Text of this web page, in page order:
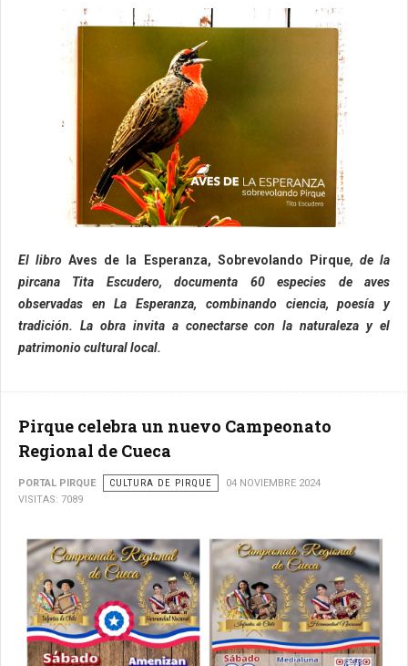
El libroAves de la Esperanza, Sobrevolando Pirque, de la
pircana Tita Escudero, documenta 60 especies de aves
observadas en La Esperanza, combinando ciencia, poesía y
tradición. La obra invita a conectarse con la naturaleza y el
patrimonio cultural local.
Pirque celebra un nuevo Campeonato
Regional de Cueca
PORTAL PIRQUE CULTURA DE PIRQUE
04 NOVIEMBRE 2024
VISITAS: 7089